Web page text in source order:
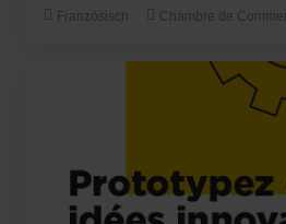
Französisch Chambre de